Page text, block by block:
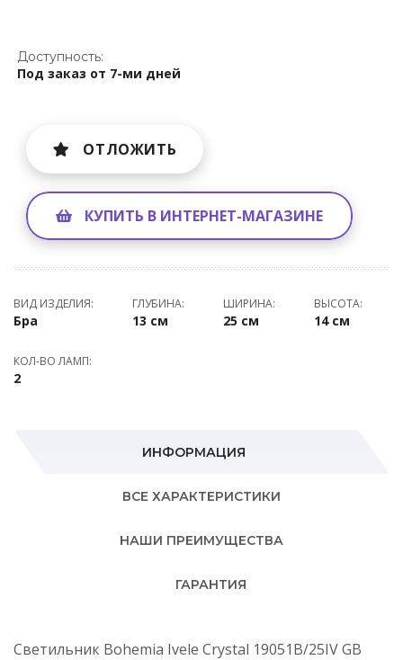
Доступность:
Под заказ от 7-ми дней
ОТЛОЖИТЬ
КУПИТЬ В ИНТЕРНЕТ-МАГАЗИНЕ
ВИД ИЗДЕЛИЯ:
Бра
ГЛУБИНА:
13 см
ШИРИНА:
25 см
ВЫСОТА:
14 см
КОЛ-ВО ЛАМП:
2
ИНФОРМАЦИЯ
ВСЕ ХАРАКТЕРИСТИКИ
НАШИ ПРЕИМУЩЕСТВА
ГАРАНТИЯ
Светильник Bohemia Ivele Crystal 19051B/25IV GB